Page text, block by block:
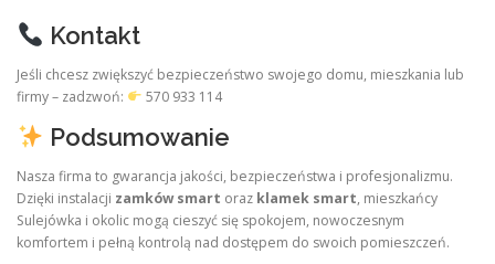
Kontakt
Jeśli chcesz zwiększyć bezpieczeństwo swojego domu, mieszkania lub
firmy – zadzwoń:
570 933 114
Podsumowanie
Nasza firma to gwarancja jakości, bezpieczeństwa i profesjonalizmu.
Dzięki instalacji zamków smart oraz klamek smart, mieszkańcy
Sulejówka i okolic mogą cieszyć się spokojem, nowoczesnym
komfortem i pełną kontrolą nad dostępem do swoich pomieszczeń.